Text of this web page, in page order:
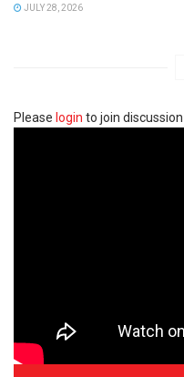
JULY 28, 2026
Please login to join discussion